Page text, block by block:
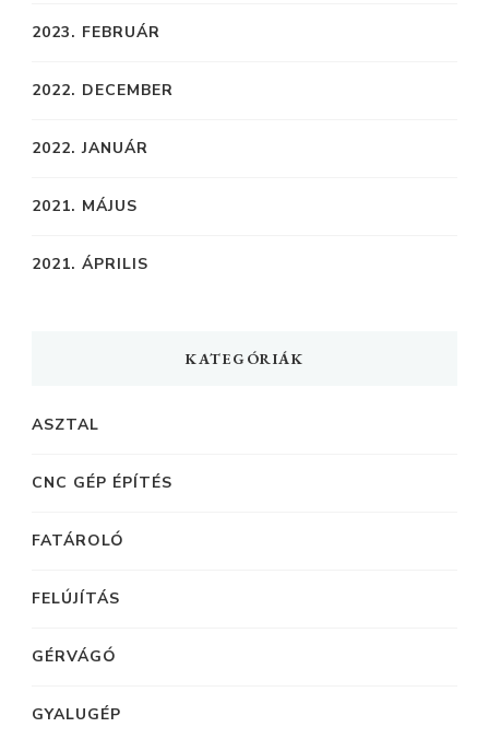
2023. FEBRUÁR
2022. DECEMBER
2022. JANUÁR
2021. MÁJUS
2021. ÁPRILIS
KATEGÓRIÁK
ASZTAL
CNC GÉP ÉPÍTÉS
FATÁROLÓ
FELÚJÍTÁS
GÉRVÁGÓ
GYALUGÉP